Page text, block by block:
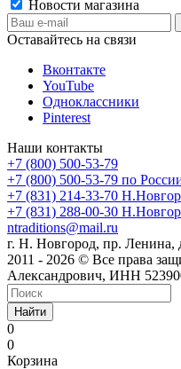
Новости магазина
Оставайтесь на связи
Вконтакте
YouTube
Одноклассники
Pinterest
Наши контакты
+7 (800) 500-53-79
+7 (800) 500-53-79 по
+7 (831) 214-33-70
+7 (831) 288-00-30
ntraditions@mail.ru
г. Н. Новгород, пр. Ленина,
2011 - 2026 © Все права
Александрович, ИНН
Найти
0
0
Корзина